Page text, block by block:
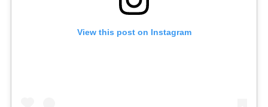
View this post on Instagram